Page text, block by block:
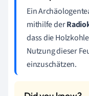
Ein
mithilfe der
dass die
Nutzung dieser
einzuschätzen.